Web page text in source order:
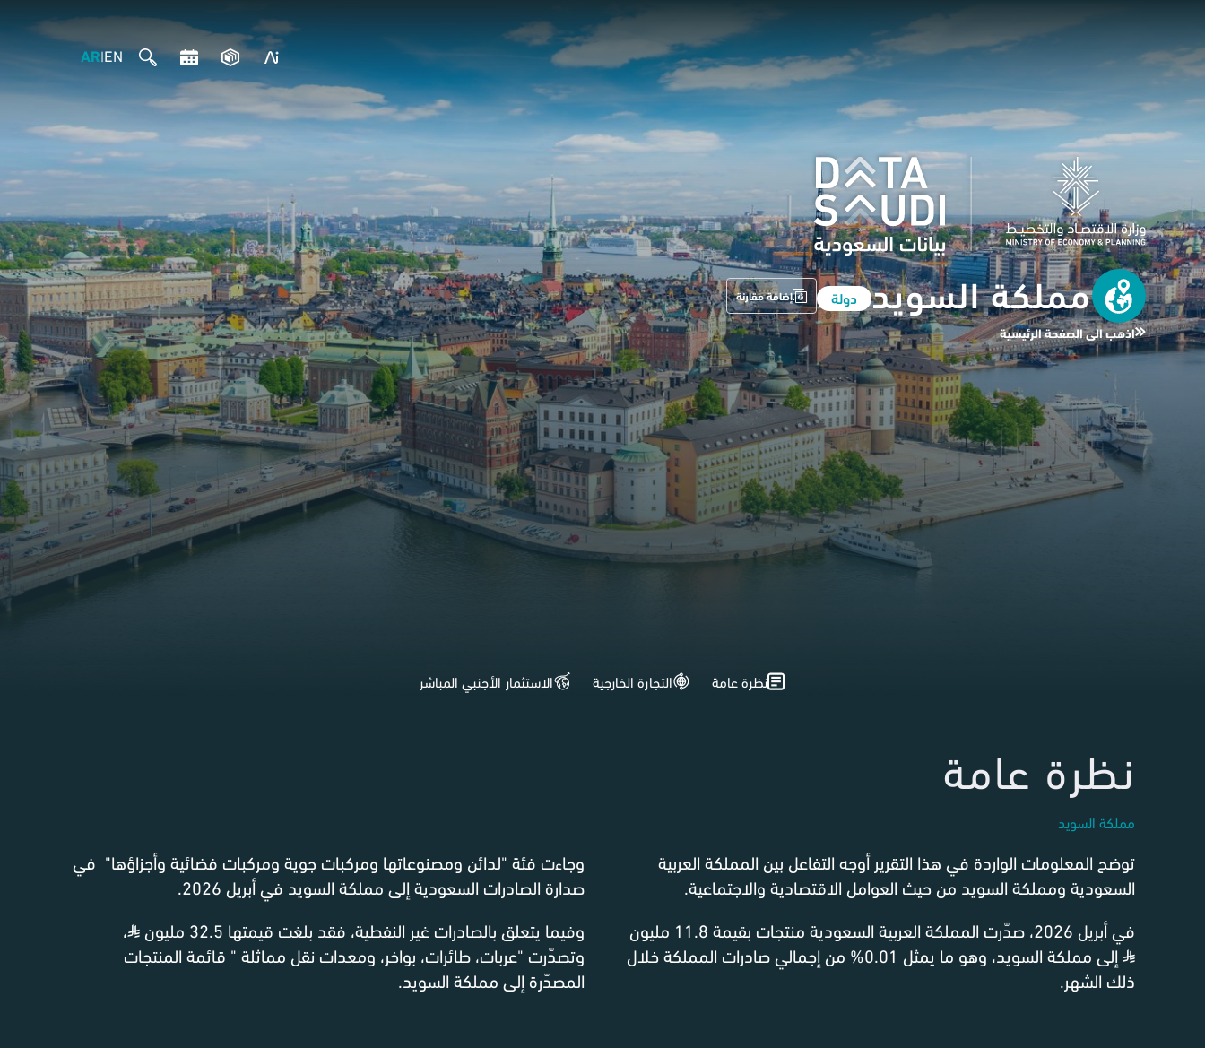
EN
|
AR
مملكة السويد دولة إضافة مقارنة
اذهب الى الصفحة الرئيسية
نظرة عامة التجارة الخارجية الاستثمار الأجنبي المباشر
نظرة عامة
مملكة السويد
توضح المعلومات الواردة في هذا التقرير أوجه التفاعل بين المملكة العربية
السعودية ومملكة السويد من حيث العوامل الاقتصادية والاجتماعية.
في أبريل 2026، صدّرت المملكة العربية السعودية منتجات بقيمة 11.8 مليون
⃁
إلى مملكة السويد، وهو ما يمثل 0.01% من إجمالي صادرات المملكة خلال
ذلك الشهر.
وجاءت فئة "لدائن ومصنوعاتها ومركبات جوية ومركبات فضائية وأجزاؤها" في
صدارة الصادرات السعودية إلى مملكة السويد في أبريل 2026.
وفيما يتعلق بالصادرات غير النفطية، فقد بلغت قيمتها 32.5 مليون
⃁،
وتصدّرت "عربات، طائرات، بواخر، ومعدات نقل مماثلة " قائمة المنتجات
المصدّرة إلى مملكة السويد.